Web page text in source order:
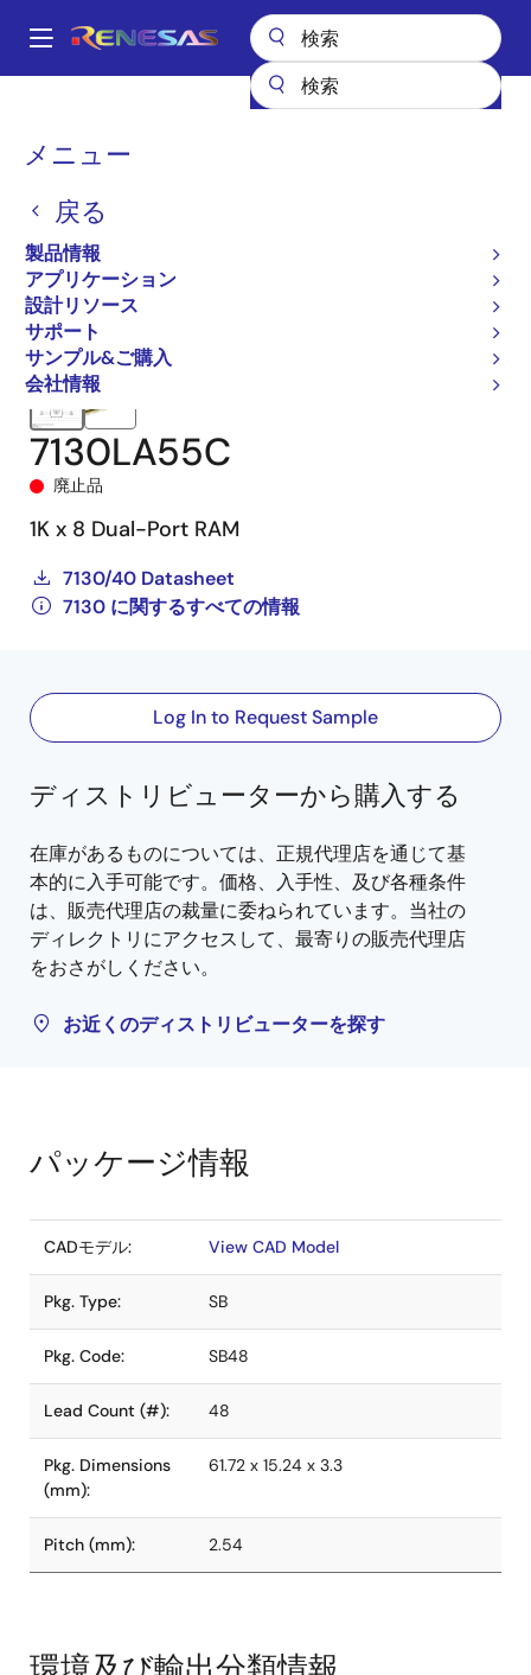
ン
Main
メニュー
戻る
製品情報
アプリケーション
設計リソース
サポート
サンプル&ご購入
会社情報
パ
く
ず
マルチポートメモリ
7130LA55C
廃止品
1K x 8 Dual-Port RAM
7130/40 Datasheet
7130 に関するすべての情報
Log In to Request Sample
ディストリビューターから購入する
在庫があるものについては、正規代理店を通じて基
本的に入手可能です。価格、入手性、及び各種条件
は、販売代理店の裁量に委ねられています。当社の
ディレクトリにアクセスして、最寄りの販売代理店
をおさがしください。
お近くのディストリビューターを探す
パッケージ情報
CADモデル: View CAD Model
Pkg. Type: SB
Pkg. Code: SB48
Lead Count (#): 48
Pkg. Dimensions
(mm):
61.72 x 15.24 x 3.3
Pitch (mm): 2.54